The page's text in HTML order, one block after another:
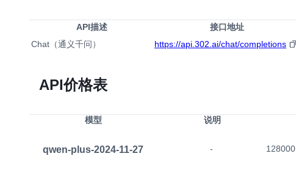
API描述 接口地址
Chat（通义千问）
https://api.302.ai/chat/completions
API价格表
模型 说明
qwen-plus-2024-11-27 - 128000